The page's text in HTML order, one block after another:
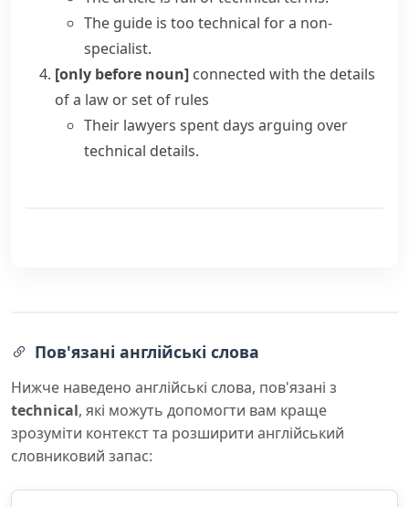
The guide is too technical for a non-
specialist.
[only before noun] connected with the details
of a law or set of rules
Their lawyers spent days arguing over
technical details.
Пов'язані англійські слова
Нижче наведено англійські слова, пов'язані з
technical, які можуть допомогти вам краще
зрозуміти контекст та розширити англійський
словниковий запас: